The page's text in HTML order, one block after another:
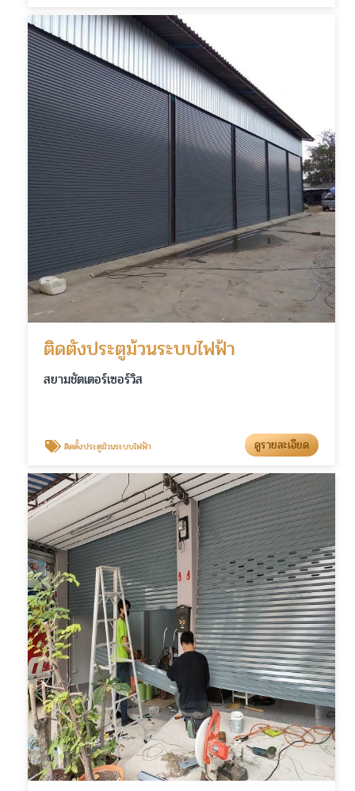
ติดตั้งประตูม้วนระบบไฟฟ้า
สยามชัตเตอร์เซอร์วิส
ติดตั้งประตูม้วนระบบไฟฟ้า ดูรายละเอียด